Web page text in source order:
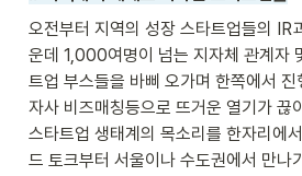
오전부터 지역의 성장 스타트업들의 IR
운데 1,000여명이 넘는 지자체 관계자
트업 부스들을 바삐 오가며 한쪽에서
자사 비즈매칭등으로 뜨거운 열기가 끊
스타트업 생태계의 목소리를 한자리에
드 토크부터 서울이나 수도권에서 만나